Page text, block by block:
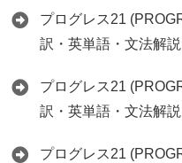
プログレス21
訳・英単語・文法解説
プログレス21
訳・英単語・文法解説
プログレス21